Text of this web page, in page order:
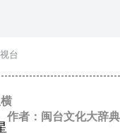
台
作者：闽台文化大辞典